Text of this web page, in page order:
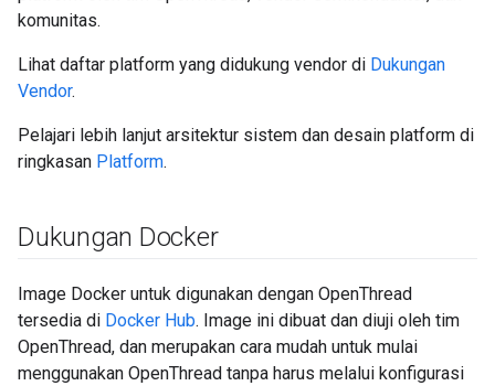
komunitas.
Lihat daftar platform yang didukung vendor di Dukungan
Vendor.
Pelajari lebih lanjut arsitektur sistem dan desain platform di
ringkasan Platform.
Dukungan Docker
Image Docker untuk digunakan dengan OpenThread
tersedia di Docker Hub. Image ini dibuat dan diuji oleh tim
OpenThread, dan merupakan cara mudah untuk mulai
menggunakan OpenThread tanpa harus melalui konfigurasi